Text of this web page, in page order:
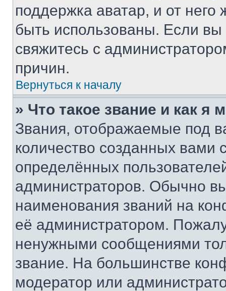
поддержка аватар, и от него
быть использованы. Если
свяжитесь с
причин.
Вернуться к началу
» Что такое звание и как я
Звания, отображаемые под
количество созданных
определённых
администраторов. Обычно
наименования званий на
её администратором.
ненужными сообщениями
звание. На большинстве
модератор или